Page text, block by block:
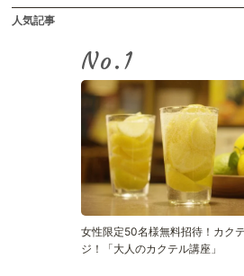
人気記事
No.
女性限定50名様無料招待！カク
ジ！「大人のカクテル講座」